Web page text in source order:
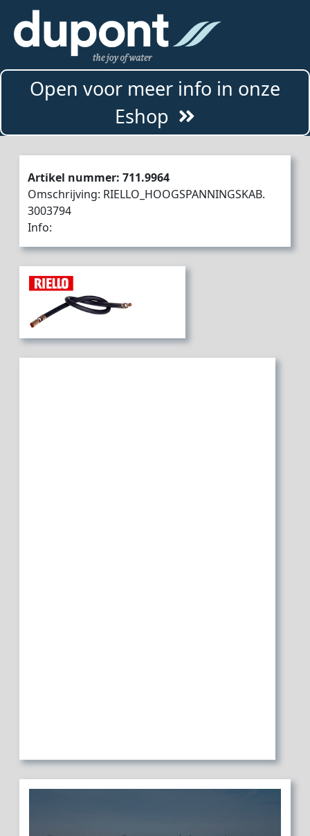
Open voor meer info in onze
Eshop
Artikel nummer: 711.9964
Omschrijving: RIELLO_HOOGSPANNINGSKAB.
3003794
Info: